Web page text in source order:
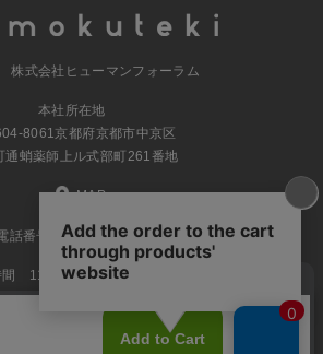
株式会社ヒューマンフォーラム
本社所在地
8061京都府京都市中京区
通蛸薬師上ル式部町261番地
MAP
話番号 070-5504-0806
間 11:00～17:30（土日休業）